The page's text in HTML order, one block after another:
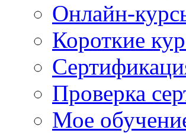
Онлайн-
Короткие
Проверка
Мое